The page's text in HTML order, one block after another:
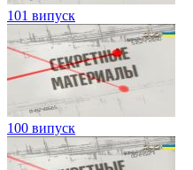
101 випуск
100 випуск